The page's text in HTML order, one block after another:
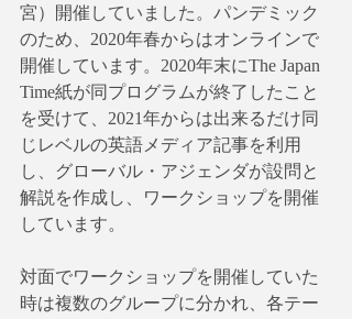
宮）開催していました。パンデミック
のため、2020年春からはオンラインで
開催しています。2020年末にThe Japan
Time紙が同プログラムが終了したこと
を受けて、2021年からは出来るだけ同
じレベルの英語メディア記事を利用
し、グローバル・アジェンダが設問と
解説を作成し、ワークショップを開催
しています。
対面でワークショップを開催していた
時は複数のグループに分かれ、各テー